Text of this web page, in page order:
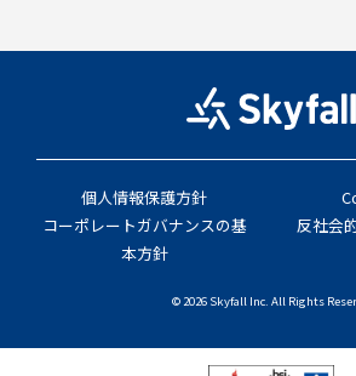
個人情報保護方針
コーポレートガバナンスの基
本方針
反社会
© 2026 Skyfall Inc. All Rights